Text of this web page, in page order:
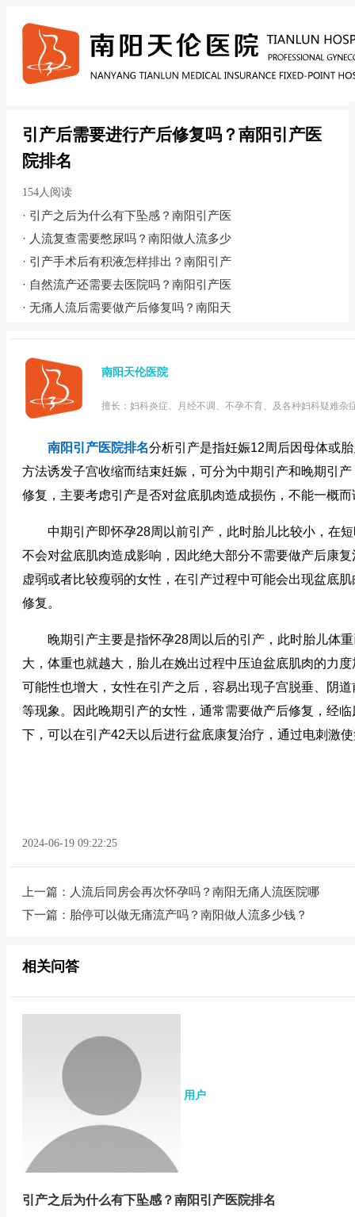
引产后需要进行产后修复吗？南阳引产医
院排名
154人阅读
· 引产之后为什么有下坠感？南阳引产医
· 人流复查需要憋尿吗？南阳做人流多少
· 引产手术后有积液怎样排出？南阳引产
· 自然流产还需要去医院吗？南阳引产医
· 无痛人流后需要做产后修复吗？南阳天
南阳天伦医院
擅长：妇科炎症、月经不调、不孕不育、及各种妇科疑难杂
南阳引产医院排名分析引产是指妊娠12周后因母体或
方法诱发子宫收缩而结束妊娠，可分为中期引产和晚期引
修复，主要考虑引产是否对盆底肌肉造成损伤，不能一概而
中期引产即怀孕28周以前引产，此时胎儿比较小，在短
不会对盆底肌肉造成影响，因此绝大部分不需要做产后康
虚弱或者比较瘦弱的女性，在引产过程中可能会出现盆底
修复。
晚期引产主要是指怀孕28周以后的引产，此时胎儿体重
大，体重也就越大，胎儿在娩出过程中压迫盆底肌肉的力
可能性也增大，女性在引产之后，容易出现子宫脱垂、阴
等现象。因此晚期引产的女性，通常需要做产后修复，经
下，可以在引产42天以后进行盆底康复治疗，通过电刺激
2024-06-19 09:22:25
上一篇： 人流后同房会再次怀孕吗？南阳无痛人流医院哪
下一篇： 胎停可以做无痛流产吗？南阳做人流多少钱？
相关问答
用户
引产之后为什么有下坠感？南阳引产医院排名